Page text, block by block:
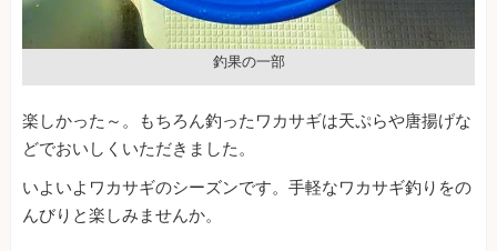
釣果の一部
楽しかった～。もちろん釣ったワカサギは天ぷらや唐揚げな
どでおいしくいただきました。
いよいよワカサギのシーズンです。手軽なワカサギ釣りをの
んびりと楽しみませんか。